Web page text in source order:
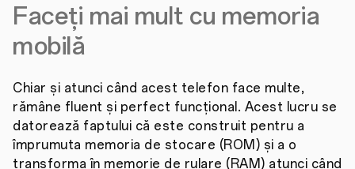
Faceți mai mult cu memoria
mobilă
Chiar și atunci când acest telefon face multe,
rămâne fluent și perfect funcțional. Acest lucru se
datorează faptului că este construit pentru a
împrumuta memoria de stocare (ROM) și a o
transforma în memorie de rulare (RAM) atunci când